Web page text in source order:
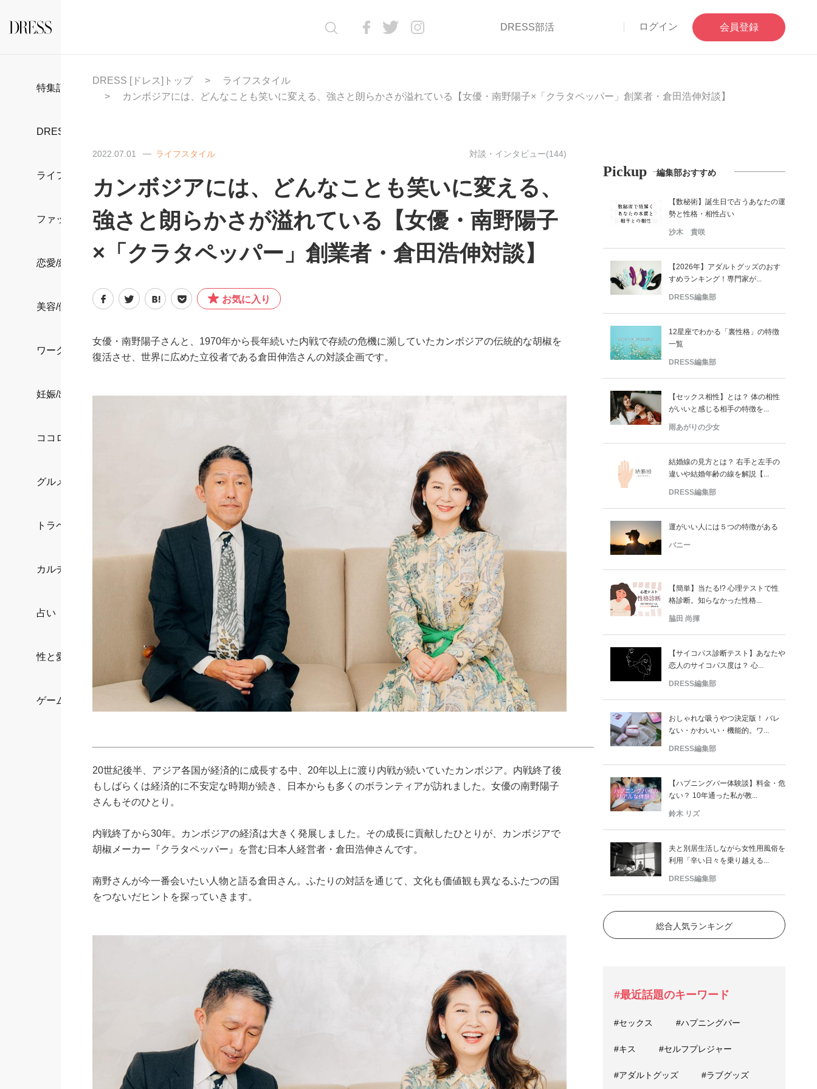
DRESS部活 ログイン 会員登録
特集記事
DRESS部活
ライフスタイル
ファッション
恋愛/結婚/離婚
美容/健康
ワークスタイル
妊娠/出産/家族
ココロ/カラダ
グルメ
トラベル
カルチャー/エンタメ
占い
性と愛
ゲーム
DRESS [ドレス]トップ
ライフスタイル
カンボジアには、どんなことも笑いに変える、強さと朗らかさが溢れている【女優・南野陽子×「クラタペッパー」創業者・倉田浩伸対談】
2022.07.01 ライフスタイル 対談・インタビュー(144)
カンボジアには、どんなことも笑いに変える、
強さと朗らかさが溢れている【女優・南野陽子
×「クラタペッパー」創業者・倉田浩伸対談】
お気に入り
女優・南野陽子さんと、1970年から長年続いた内戦で存続の危機に瀕していたカンボジアの伝統的な胡椒を
復活させ、世界に広めた立役者である倉田伸浩さんの対談企画です。
20世紀後半、アジア各国が経済的に成長する中、20年以上に渡り内戦が続いていたカンボジア。内戦終了後
もしばらくは経済的に不安定な時期が続き、日本からも多くのボランティアが訪れました。女優の南野陽子
さんもそのひとり。
内戦終了から30年。カンボジアの経済は大きく発展しました。その成長に貢献したひとりが、カンボジアで
胡椒メーカー『クラタペッパー』を営む日本人経営者・倉田浩伸さんです。
南野さんが今一番会いたい人物と語る倉田さん。ふたりの対話を通じて、文化も価値観も異なるふたつの国
をつないだヒントを探っていきます。
Pickup 編集部おすすめ
【数秘術】誕生日で占うあなたの運
勢と性格・相性占い
沙木 貴咲
【2026年】アダルトグッズのおす
すめランキング！専門家が...
DRESS編集部
12星座でわかる「裏性格」の特徴
一覧
DRESS編集部
【セックス相性】とは？ 体の相性
がいいと感じる相手の特徴を...
雨あがりの少女
結婚線の見方とは？ 右手と左手の
違いや結婚年齢の線を解説【...
DRESS編集部
運がいい人には５つの特徴がある
バニー
【簡単】当たる!? 心理テストで性
格診断。知らなかった性格...
脇田 尚揮
【サイコパス診断テスト】あなたや
恋人のサイコパス度は？ 心...
DRESS編集部
おしゃれな吸うやつ決定版！ バレ
ない・かわいい・機能的。ワ...
DRESS編集部
【ハプニングバー体験談】料金・危
ない？ 10年通った私が教...
鈴木 リズ
夫と別居生活しながら女性用風俗を
利用「辛い日々を乗り越える...
DRESS編集部
総合人気ランキング
#最近話題のキーワード
#セックス #ハプニングバー
#キス #セルフプレジャー
#アダルトグッズ #ラブグッズ